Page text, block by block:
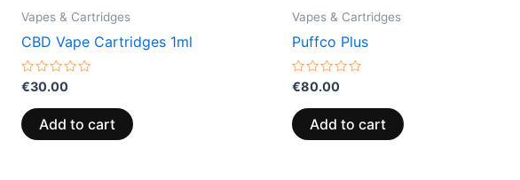
Vapes & Cartridges
CBD Vape Cartridges 1ml
Rated
0
out
of
5
€30.00
Add to cart
Vapes & Cartridges
Puffco Plus
Rated
0
out
of
5
€80.00
Add to cart